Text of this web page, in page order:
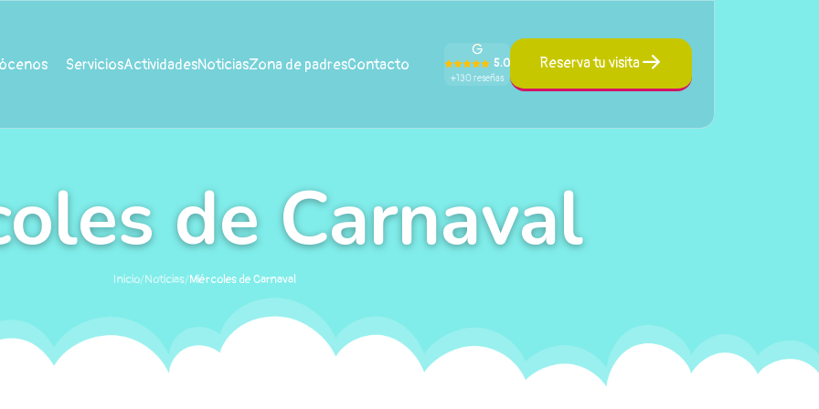
ServiciosActividadesNoticiasZona de padresContacto 5.0
+130 reseñas
Reserva tu visita
de Carnaval
Inicio/Noticias/Miércoles de Carnaval